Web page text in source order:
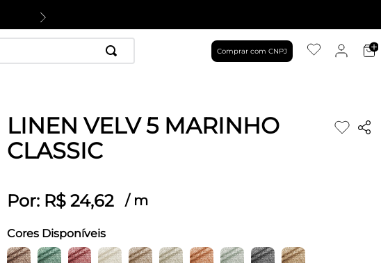
Comprar com CNPJ
LINEN VELV 5 MARINHO
CLASSIC
Por: R$ 24,62 / m
Cores Disponíveis